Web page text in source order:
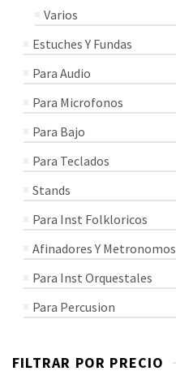
Varios
Estuches Y Fundas
Para Audio
Para Microfonos
Para Bajo
Para Teclados
Stands
Para Inst Folkloricos
Afinadores Y Metronomos
Para Inst Orquestales
Para Percusion
FILTRAR POR PRECIO